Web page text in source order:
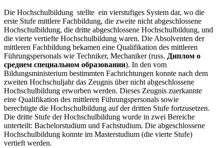
Die Hochschulbildung stellte ein vierstufiges System dar, wo die
erste Stufe mittlere Fachbildung, die zweite nicht abgeschlossene
Hochschulbildung, die dritte abgeschlossene Hochschulbildung, und
die vierte vertiefte Hochschulbildung waren. Die Absolventen der
mittleren Fachbildung bekamen eine Qualifikation des mittleren
Führungspersonals wie Techniker, Mechaniker (russ. Диплом о
среднем специальном образовании). In den vom
Bildungsministerium bestimmten Fachrichtungen konnte nach dem
zweiten Hochschuljahr das Zeugnis über nicht abgeschlossene
Hochschulbildung erworben werden. Dieses Zeugnis zuerkannte
eine Qualifikation des mittleren Führungspersonals sowie
berechtigte die Hochschulbildung auf der dritten Stufe fortzusetzen.
Die dritte Stufe der Hochschulbildung wurde in zwei Bereiche
unterteilt: Bachelorstudium und Fachstudium. Die abgeschlossene
Hochschulbildung konnte im Masterstudium (die vierte Stufe)
vertieft werden.